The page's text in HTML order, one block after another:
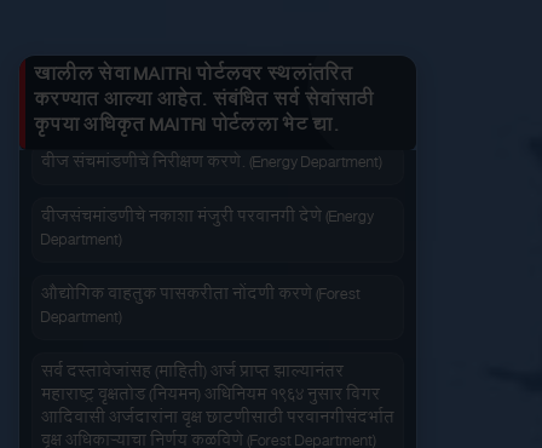
जलद सेवा सेवा आपल्या दारात
सहज पोहोच
खालील सेवा MAITRI पोर्टलवर स्थलांतरित
करण्यात आल्या आहेत. संबंधित सर्व सेवांसाठी
कृपया अधिकृत MAITRI पोर्टलला भेट द्या.
जनित्र संचमांडणीची नोंदणी. (Energy Department)
वीज संचमांडणीचे निरीक्षण करणे. (Energy Department)
वीजसंचमांडणीचे नकाशा मंजुरी परवानगी देणे (Energy
Department)
औद्योगिक वाहतुक पासकरीता नोंदणी करणे (Forest
Department)
सर्व दस्तावेजांसह (माहिती) अर्ज प्राप्त झाल्यानंतर
महाराष्ट्र वृक्षतोड (नियमन) अधिनियम १९६४ नुसार बिगर
आदिवासी अर्जदारांना वृक्ष छाटणीसाठी परवानगीसंदर्भात
वृक्ष अधिकाऱ्याचा निर्णय कळविणे (Forest Department)